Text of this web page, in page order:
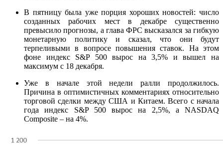
В пятницу была уже порция хороших новостей: число
созданных рабочих мест в декабре существенно
превысило прогнозы, а глава ФРС высказался за гибкую
монетарную политику и сказал, что они будут
терпеливыми в вопросе повышения ставок. На этом
фоне индекс S&P 500 вырос на 3,5% и вышел на
максимум с 18 декабря.
Уже в начале этой недели ралли продолжилось.
Причина в оптимистичных комментариях относительно
торговой сделки между США и Китаем. Всего с начала
года индекс S&P 500 вырос на 2,5%, а NASDAQ
Composite – на 4%.